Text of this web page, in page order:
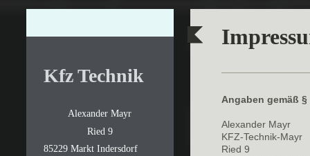
Angaben gemäß §
Alexander Mayr
KFZ-Technik-Mayr
Ried 9
Kfz Technik
Alexander Mayr
Ried 9
85229 Markt Indersdorf